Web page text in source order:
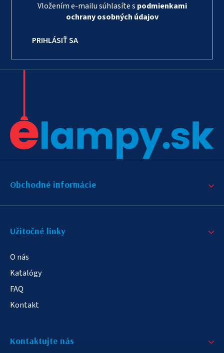
Vložením e-mailu súhlasíte s podmienkami
ochrany osobných údajov
PRIHLÁSIŤ SA
Obchodné informácie
Užitočné linky
O nás
Katalógy
FAQ
Kontakt
Kontaktujte nás